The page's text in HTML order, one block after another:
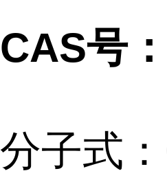
CAS号
分子式